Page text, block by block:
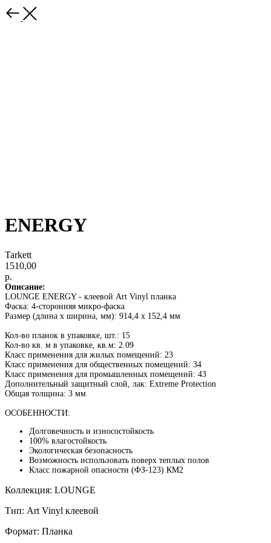
ENERGY
Tarkett
1510,00
р.
Описание:
LOUNGE ENERGY - клеевой Art Vinyl планка
Фаска: 4-сторонняя микро-фаска
Размер (длина x ширина, мм): 914,4 х 152,4 мм
Кол-во планок в упаковке, шт.: 15
Кол-во кв. м в упаковке, кв.м: 2.09
Класс применения для жилых помещений: 23
Класс применения для общественных помещений: 34
Класс применения для промышленных помещений: 43
Дополнительный защитный слой, лак: Extreme Protection
Общая толщина: 3 мм
ОСОБЕННОСТИ:
Долговечность и износостойкость
100% влагостойкость
Экологическая безопасность
Возможность использовать поверх теплых полов
Класс пожарной опасности (ФЗ-123) КМ2
Коллекция: LOUNGE
Тип: Art Vinyl клеевой
Формат: Планка